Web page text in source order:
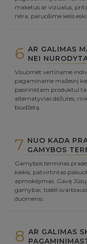
maketus ar vizualus,
nėra, paruošime kelis
6 AR GALIMAS
NEI
Visuomet vertiname
pagaminame mažesnį
pasirinktam produktui
alternatyvias dėžutes,
biudžetą.
7 NUO KADA
GAMYBOS
Gamybos terminas
kiekis, patvirtintas
apmokėjimas. Gavę
gamybai, todėl
duomenis.
8 AR GALIMAS